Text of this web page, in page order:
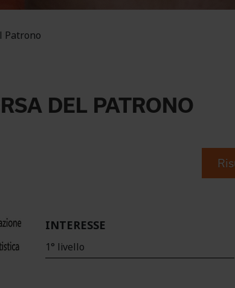
Patrono
DEL PATRONO
INTERESSE
1° livello